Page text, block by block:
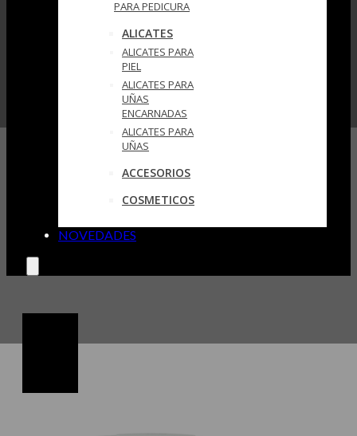
PARA PEDICURA
ALICATES
ALICATES PARA
PIEL
ALICATES PARA
UÑAS
ENCARNADAS
ALICATES PARA
UÑAS
ACCESORIOS
COSMETICOS
NOVEDADES